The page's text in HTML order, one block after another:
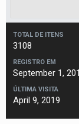
TOTAL DE ITENS
3108
REGISTRO EM
September 1,
ÚLTIMA VISITA
April 9, 2019